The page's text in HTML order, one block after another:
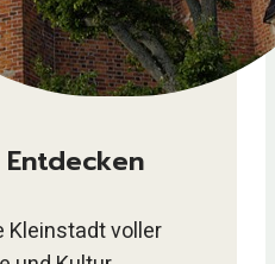
Kleinstadt voller